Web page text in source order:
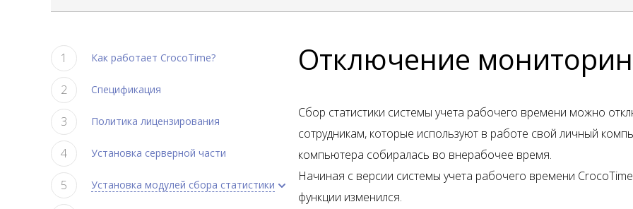
Как работает CrocoTime?
Спецификация
Политика лицензирования
Установка серверной части
Установка модулей сбора статистики
Отключение
Сбор статистики системы учета рабочего времени можно
сотрудникам, которые используют в работе свой личный
компьютера собиралась во внерабочее время.
Начиная с версии системы учета рабочего времени
функции изменился.